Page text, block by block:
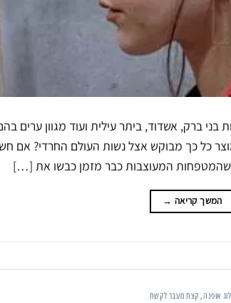
בני ברק, אשדוד, ביתר עילית ועוד מגוון ערים
כל כך מבוקש אצל נשות העולם החרדי? אם
שהמטפחות המעוצבות כבר מזמן כבשו את […]
המשך קריאה →
אופנה, קצת מעבר לקשת